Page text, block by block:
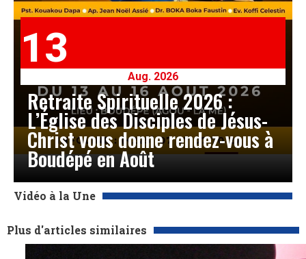
13
Aug. 2026
Retraite Spirituelle 2026 :
L’Église des Disciples de Jésus-
Christ vous donne rendez-vous à
Boudépé en Août
Vidéo à la Une
Plus d'articles similaires